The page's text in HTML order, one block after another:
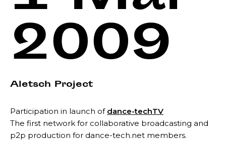
2009
Aletsch Project
Participation in launch of dance-techTV
The first network for collaborative broadcasting and
p2p production for dance-tech.net members.